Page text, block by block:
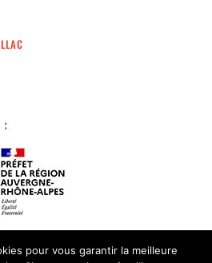
:
pour vous garantir la meilleure